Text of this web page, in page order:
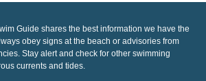
Guide shares the best information we have the
obey signs at the beach or advisories from
Stay alert and check for other swimming
currents and tides.